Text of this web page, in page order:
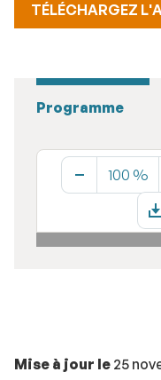
TÉLÉCHARGEZ
Programme
100 %
Mise à jour le 25